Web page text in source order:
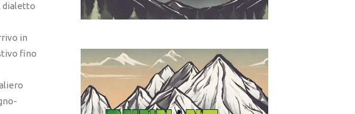
dialetto
in
fino